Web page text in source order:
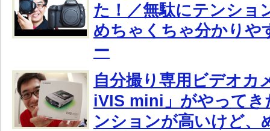
た！／無駄にテンショ
めちゃくちゃ分かりや
ー
自分撮り専用ビデオカ
iVIS mini」がやってき
ンションが高いけど、